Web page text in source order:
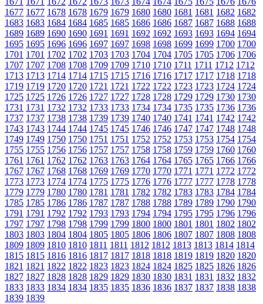
1677 1677 1678 1678 1679 1679 1680 1680 1681 1681 1682 1682
1683 1683 1684 1684 1685 1685 1686 1686 1687 1687 1688 1688
1689 1689 1690 1690 1691 1691 1692 1692 1693 1693 1694 1694
1695 1695 1696 1696 1697 1697 1698 1698 1699 1699 1700 1700
1701 1701 1702 1702 1703 1703 1704 1704 1705 1705 1706 1706
1707 1707 1708 1708 1709 1709 1710 1710 1711 1711 1712 1712
1713 1713 1714 1714 1715 1715 1716 1716 1717 1717 1718 1718
1719 1719 1720 1720 1721 1721 1722 1722 1723 1723 1724 1724
1725 1725 1726 1726 1727 1727 1728 1728 1729 1729 1730 1730
1731 1731 1732 1732 1733 1733 1734 1734 1735 1735 1736 1736
1737 1737 1738 1738 1739 1739 1740 1740 1741 1741 1742 1742
1743 1743 1744 1744 1745 1745 1746 1746 1747 1747 1748 1748
1749 1749 1750 1750 1751 1751 1752 1752 1753 1753 1754 1754
1755 1755 1756 1756 1757 1757 1758 1758 1759 1759 1760 1760
1761 1761 1762 1762 1763 1763 1764 1764 1765 1765 1766 1766
1767 1767 1768 1768 1769 1769 1770 1770 1771 1771 1772 1772
1773 1773 1774 1774 1775 1775 1776 1776 1777 1777 1778 1778
1779 1779 1780 1780 1781 1781 1782 1782 1783 1783 1784 1784
1785 1785 1786 1786 1787 1787 1788 1788 1789 1789 1790 1790
1791 1791 1792 1792 1793 1793 1794 1794 1795 1795 1796 1796
1797 1797 1798 1798 1799 1799 1800 1800 1801 1801 1802 1802
1803 1803 1804 1804 1805 1805 1806 1806 1807 1807 1808 1808
1809 1809 1810 1810 1811 1811 1812 1812 1813 1813 1814 1814
1815 1815 1816 1816 1817 1817 1818 1818 1819 1819 1820 1820
1821 1821 1822 1822 1823 1823 1824 1824 1825 1825 1826 1826
1827 1827 1828 1828 1829 1829 1830 1830 1831 1831 1832 1832
1833 1833 1834 1834 1835 1835 1836 1836 1837 1837 1838 1838
1839 1839